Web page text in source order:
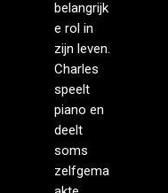
belangrijk
e rol in
zijn leven.
Charles
speelt
piano en
deelt
soms
zelfgema